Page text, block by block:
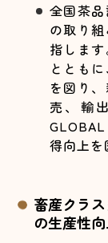
全国茶
の取り
指しま
ととも
を図り
売、輸
得向上を
畜産クラ
の生産性